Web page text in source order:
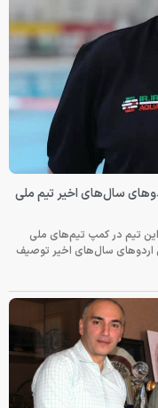
سال‌های اخیر تیم ملی
تیم در کمپ تیم‌های ملی
اردوهای سال‌های اخیر توصیف